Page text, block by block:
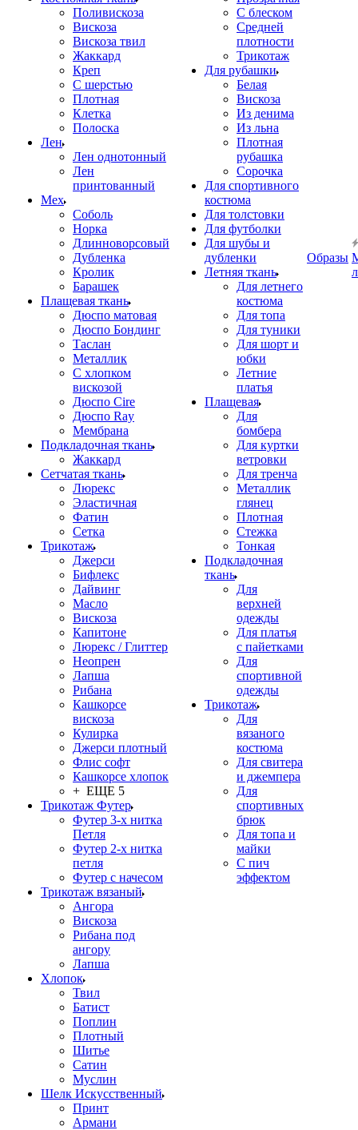
Поливискоза
Вискоза
Вискоза твил
Жаккард
Креп
С шерстью
Плотная
Клетка
Полоска
Лен
Лен однотонный
Лен
принтованный
Мех
Соболь
Норка
Длинноворсовый
Дубленка
Кролик
Барашек
Плащевая ткань
Дюспо матовая
Дюспо Бондинг
Таслан
Металлик
С хлопком
вискозой
Дюспо Cire
Дюспо Ray
Мембрана
Подкладочная ткань
Жаккард
Сетчатая ткань
Люрекс
Эластичная
Фатин
Сетка
Трикотаж
Джерси
Бифлекс
Дайвинг
Масло
Вискоза
Капитоне
Люрекс / Глиттер
Неопрен
Лапша
Рибана
Кашкорсе
вискоза
Кулирка
Джерси плотный
Флис софт
Кашкорсе хлопок
+ ЕЩЕ 5
Трикотаж Футер
Футер 3-х нитка
Петля
Футер 2-х нитка
петля
Футер с начесом
Трикотаж вязаный
Ангора
Вискоза
Рибана под
ангору
Лапша
Хлопок
Твил
Батист
Поплин
Плотный
Шитье
Сатин
Муслин
Шелк Искусственный
Принт
Армани
С блеском
Средней
плотности
Трикотаж
Для рубашки
Белая
Вискоза
Из денима
Из льна
Плотная
рубашка
Сорочка
Для спортивного
костюма
Для толстовки
Для футболки
Для шубы и
дубленки
Летняя ткань
Для летнего
костюма
Для топа
Для туники
Для шорт и
юбки
Летние
платья
Плащевая
Для
бомбера
Для куртки
ветровки
Для тренча
Металлик
глянец
Плотная
Стежка
Тонкая
Подкладочная
ткань
Для
верхней
одежды
Для платья
с пайетками
Для
спортивной
одежды
Трикотаж
Для
вязаного
костюма
Для свитера
и джемпера
Для
спортивных
брюк
Для топа и
майки
С пич
эффектом
Образы